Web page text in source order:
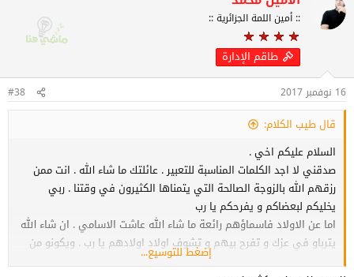
:: أمين اللمة الجزائرية ::
طاقم الإدارة
16 نوفمبر 2017 #38
قال طيب الكلام:
السلام عليكم اخي .
صدقني لا اجد الكلمات المناسبة للتعبير . عائلتك ما شاء الله . انت ممن
رزقهم الله بالزوجة الصالحة التي يتمناها الكثيرون في وقتنا . ربي
يخليكم لبعضاكم و يفرحكم يا رب
اما عن الاولاد فاسماؤهم رائعة ما شاء الله عاشت الاسامي . ان شاء الله
يترباو في عزك و تفرح بيهم و تشوف اولاد اولادهم يا رب . ويكونو من
إضغط للتوسيع...